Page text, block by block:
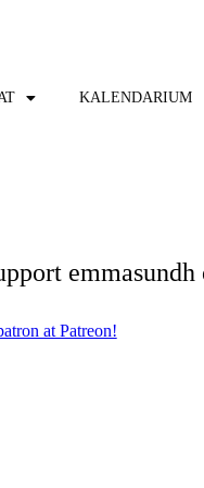
KALENDARIUM
emmasundh